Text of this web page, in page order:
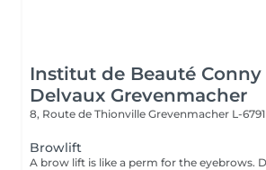
Institut de Beauté Conny
Delvaux Grevenmacher
8, Route de Thionville Grevenmacher L-6791
Browlift